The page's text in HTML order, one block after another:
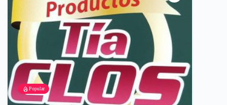
Popular